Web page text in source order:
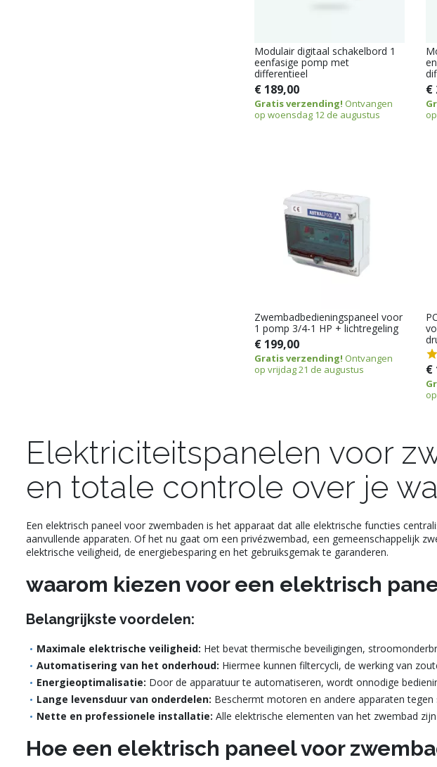
Modulair digitaal schakelbord 1
eenfasige pomp met
differentieel
€ 189,00
Gratis verzending! Ontvangen
op woensdag 12 de augustus
€
Zwembadbedieningspaneel voor
1 pomp 3/4-1 HP + lichtregeling
€ 199,00
Gratis verzending! Ontvangen
op vrijdag 21 de augustus
€
Elektriciteitspanelen voor
en totale controle over je
Een elektrisch paneel voor zwembaden is het apparaat dat alle elektrische functies
aanvullende apparaten. Of het nu gaat om een privézwembad, een gemeenschappelijk
elektrische veiligheid, de energiebesparing en het gebruiksgemak te garanderen.
waarom kiezen voor een elektrisch
Belangrijkste voordelen:
Maximale elektrische veiligheid: Het bevat thermische beveiligingen,
Automatisering van het onderhoud: Hiermee kunnen filtercycli, de werking van
Energieoptimalisatie: Door de apparatuur te automatiseren, wordt onnodige
Lange levensduur van onderdelen: Beschermt motoren en andere apparaten
Nette en professionele installatie: Alle elektrische elementen van het zwembad
Hoe een elektrisch paneel voor